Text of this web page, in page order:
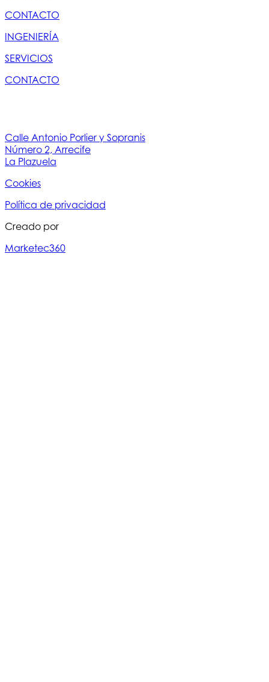
CONTACTO
INGENIERÍA
SERVICIOS
CONTACTO
Calle Antonio Porlier y Sopranis
Número 2, Arrecife
La Plazuela
Cookies
Política de privacidad
Creado por
Marketec360